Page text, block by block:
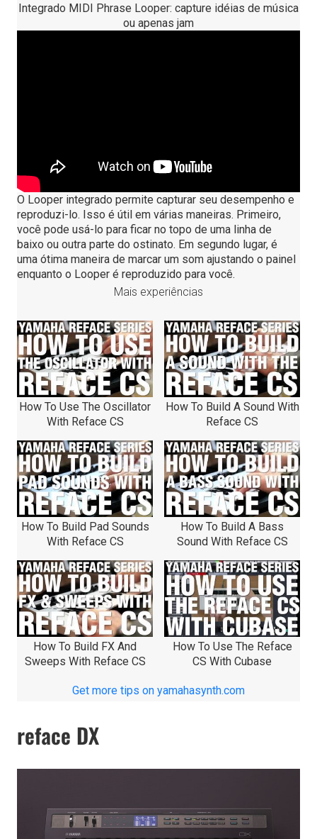
Integrado MIDI Phrase Looper: capture idéias de música
ou apenas jam
O Looper integrado permite capturar seu desempenho e
reproduzi-lo. Isso é útil em várias maneiras. Primeiro,
você pode usá-lo para ficar no topo de uma linha de
baixo ou outra parte do ostinato. Em segundo lugar, é
uma ótima maneira de marcar um som ajustando o painel
enquanto o Looper é reproduzido para você.
Mais experiências
How To Use The Oscillator
With Reface CS
How To Build A Sound With
Reface CS
How To Build Pad Sounds
With Reface CS
How To Build A Bass
Sound With Reface CS
How To Build FX And
Sweeps With Reface CS
How To Use The Reface
CS With Cubase
Get more tips on yamahasynth.com
reface DX